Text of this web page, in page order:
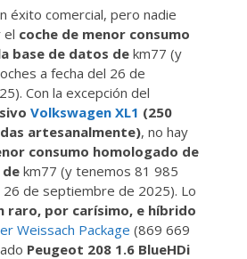
éxito comercial, pero nadie
el coche de menor consumo
base de datos de km77 (y
a fecha del 26 de
Con la excepción del
Volkswagen XL1 (250
artesanalmente), no hay
consumo homologado de
km77 (y tenemos 81 985
26 de septiembre de 2025). Lo
raro, por carísimo, e híbrido
Weissach Package (869 669
Peugeot 208 1.6 BlueHDi